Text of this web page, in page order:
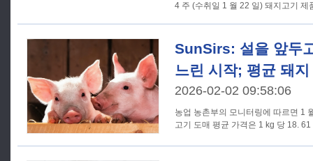
4 주 (수취일 1 월 22 일) 돼지고기 제
SunSirs: 설을 앞두
느린 시작; 평균 돼
2026-02-02 09:58:06
농업 농촌부의 모니터링에 따르면 1
고기 도매 평균 가격은 1 kg 당 18.